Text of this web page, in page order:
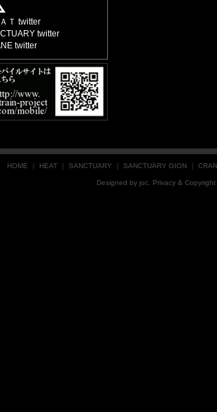
Ｔ twitter
twitter
twitter
HOME HEAT SANCTUARY SANCTUARY GION
Designed by joc . Privacy &